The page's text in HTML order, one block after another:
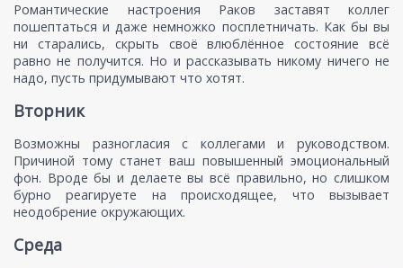
Романтические настроения Раков заставят коллег
пошептаться и даже немножко посплетничать. Как бы вы
ни старались, скрыть своё влюблённое состояние всё
равно не получится. Но и рассказывать никому ничего не
надо, пусть придумывают что хотят.
Вторник
Возможны разногласия с коллегами и руководством.
Причиной тому станет ваш повышенный эмоциональный
фон. Вроде бы и делаете вы всё правильно, но слишком
бурно реагируете на происходящее, что вызывает
неодобрение окружающих.
Среда